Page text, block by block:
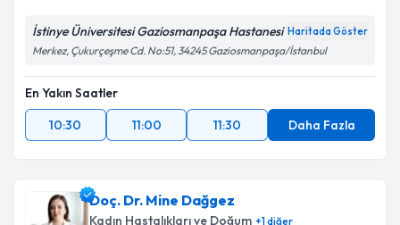
İstinye Üniversitesi Gaziosmanpaşa Hastanesi Haritada Göster
Merkez, Çukurçeşme Cd. No:51, 34245 Gaziosmanpaşa/İstanbul
En Yakın Saatler
10:30
11:00 11:30 Daha Fazla
Doç. Dr. Mine Dağgez
Kadın Hastalıkları ve Doğum +1diğer